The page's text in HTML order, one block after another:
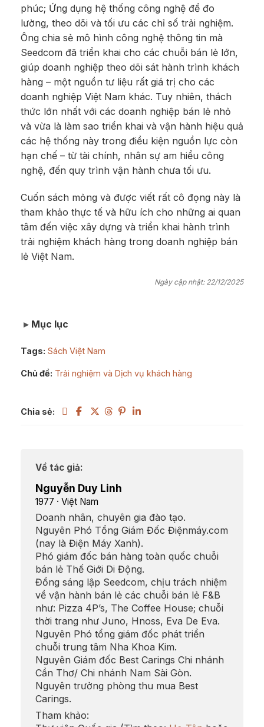
phúc; Ứng dụng hệ thống công nghệ để đo
lường, theo dõi và tối ưu các chỉ số trải nghiệm.
Ông chia sẻ mô hình công nghệ thông tin mà
Seedcom đã triển khai cho các chuỗi bán lẻ lớn,
giúp doanh nghiệp theo dõi sát hành trình khách
hàng – một nguồn tư liệu rất giá trị cho các
doanh nghiệp Việt Nam khác. Tuy nhiên, thách
thức lớn nhất với các doanh nghiệp bán lẻ nhỏ
và vừa là làm sao triển khai và vận hành hiệu quả
các hệ thống này trong điều kiện nguồn lực còn
hạn chế – từ tài chính, nhân sự am hiểu công
nghệ, đến quy trình vận hành chưa tối ưu.
Cuốn sách mỏng và được viết rất cô đọng này là
tham khảo thực tế và hữu ích cho những ai quan
tâm đến việc xây dựng và triển khai hành trình
trải nghiệm khách hàng trong doanh nghiệp bán
lẻ Việt Nam.
Ngày cập nhật: 22/12/2025
Mục lục
Tags: Sách Việt Nam
Chủ đề: Trải nghiệm và Dịch vụ khách hàng
Chia sẻ:
Về tác giả:
Nguyễn Duy Linh
1977 · Việt Nam
Doanh nhân, chuyên gia đào tạo.
Nguyên Phó Tổng Giám Đốc Điệnmáy.com
(nay là Điện Máy Xanh).
Phó giám đốc bán hàng toàn quốc chuỗi
bán lẻ Thế Giới Di Động.
Đồng sáng lập Seedcom, chịu trách nhiệm
về vận hành bán lẻ các chuỗi bán lẻ F&B
như: Pizza 4P’s, The Coffee House; chuỗi
thời trang như Juno, Hnoss, Eva De Eva.
Nguyên Phó tổng giám đốc phát triển
chuỗi trung tâm Nha Khoa Kim.
Nguyên Giám đốc Best Carings Chi nhánh
Cần Thơ/ Chi nhánh Nam Sài Gòn.
Nguyên trưởng phòng thu mua Best
Carings.
Tham khảo: